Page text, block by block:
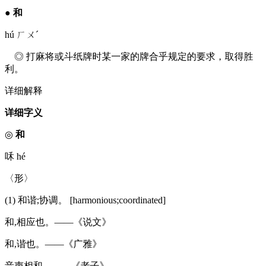
● 和
hú ㄏㄨˊ
◎ 打麻将或斗纸牌时某一家的牌合乎规定的要求，取得胜
利。
详细解释
详细字义
◎ 和
咊 hé
〈形〉
(1) 和谐;协调。 [harmonious;coordinated]
和,相应也。——《说文》
和,谐也。——《广雅》